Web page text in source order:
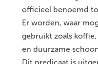
officieel benoemd
Er worden, waar
gebruikt zoals
en duurzame